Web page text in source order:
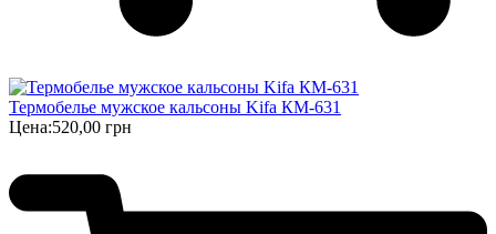
Термобелье мужское кальсоны Kifa КМ-631
Цена:520,00 грн